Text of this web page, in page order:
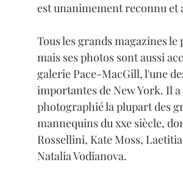
est unanimement reconnu et
Tous les grands magazines le
mais ses photos sont aussi
galerie Pace-MacGill, l'une
importantes de New York. Il a
photographié la plupart des
mannequins du xxe siècle,
Rossellini, Kate Moss,
Natalia Vodianova.